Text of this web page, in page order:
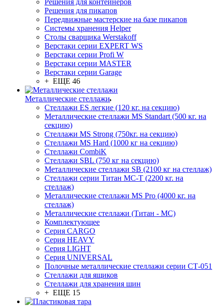
Решения для контейнеров
Решения для пикапов
Передвижные мастерские на базе пикапов
Системы хранения Helper
Столы сварщика Werstakoff
Верстаки серии EXPERT WS
Верстаки серии Profi W
Верстаки серии MASTER
Верстаки серии Garage
+ ЕЩЕ 46
Металлические стеллажи
Стеллажи ES легкие (120 кг. на секцию)
Металлические стеллажи MS Standart (500 кг. на
секцию)
Стеллажи MS Strong (750кг. на секцию)
Стеллажи MS Hard (1000 кг на секцию)
Стеллажи CombiK
Стеллажи SBL (750 кг на секцию)
Металлические стеллажи SB (2100 кг на стеллаж)
Стеллажи серии Титан МС-Т (2200 кг. на
стеллаж)
Металлические стеллажи MS Pro (4000 кг. на
стеллаж)
Металлические стеллажи (Титан - МС)
Комплектующее
Серия CARGO
Серия HEAVY
Серия LIGHT
Серия UNIVERSAL
Полочные металлические стеллажи серии СТ-051
Стеллажи для ящиков
Стеллажи для хранения шин
+ ЕЩЕ 15